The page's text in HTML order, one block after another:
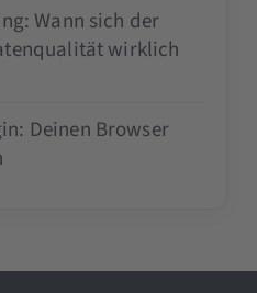
Wann sich der
wirklich
Deinen Browser